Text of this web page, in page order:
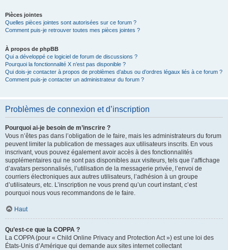
Pièces jointes
Quelles pièces jointes sont autorisées sur ce forum ?
Comment puis-je retrouver toutes mes pièces jointes ?
À propos de phpBB
Qui a développé ce logiciel de forum de discussions ?
Pourquoi la fonctionnalité X n’est pas disponible ?
Qui dois-je contacter à propos de problèmes d’abus ou d’ordres légaux liés à ce forum ?
Comment puis-je contacter un administrateur du forum ?
Problèmes de connexion et d’inscription
Pourquoi ai-je besoin de m’inscrire ?
Vous n’êtes pas dans l’obligation de le faire, mais les administrateurs du forum
peuvent limiter la publication de messages aux utilisateurs inscrits. En vous
inscrivant, vous pouvez également avoir accès à des fonctionnalités
supplémentaires qui ne sont pas disponibles aux visiteurs, tels que l’affichage
d’avatars personnalisés, l’utilisation de la messagerie privée, l’envoi de
courriers électroniques aux autres utilisateurs, l’adhésion à un groupe
d’utilisateurs, etc. L’inscription ne vous prend qu’un court instant, c’est
pourquoi nous vous recommandons de le faire.
Haut
Qu’est-ce que la COPPA ?
La COPPA (pour « Child Online Privacy and Protection Act ») est une loi des
États-Unis d’Amérique qui demande aux sites internet collectant